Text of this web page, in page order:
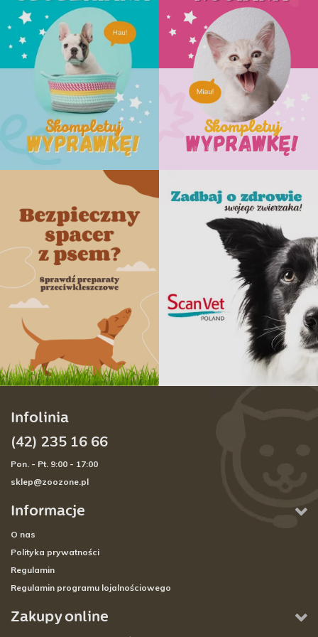
Informacje
O nas
Polityka prywatności
Regulamin
Regulamin programu lojalnościowego
Zakupy online
Infolinia
(42) 235 16 66
Pon. - Pt. 9:00 - 17:00
sklep@zoozone.pl